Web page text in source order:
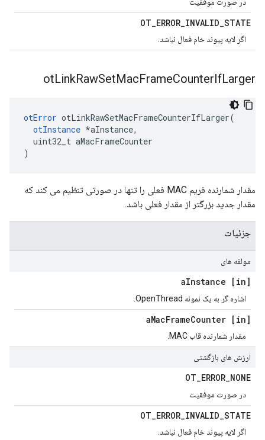
OT_ERROR_INVALID_STATE
اگر لایه پیوند خام فعال نباشد.
otLinkRawSetMacFrameCounterIfLarger
otError otLinkRawSetMacFrameCounterIfLarger(
otInstance *aInstance,
uint32_t aMacFrameCounter
)
مقدار شمارنده فریم MAC فعلی را تنها در صورتی تنظیم می کند که
مقدار جدید بزرگتر از مقدار فعلی باشد.
جزئیات
مولفه های
[in] a
Instance
اشاره گر به یک نمونه OpenThread.
[in] a
MacFrameCounter
مقدار شمارنده قاب MAC.
ارزش های بازگشتی
OT_ERROR_NONE
در صورت موفقیت
OT_ERROR_INVALID_STATE
اگر لایه پیوند خام فعال نباشد.